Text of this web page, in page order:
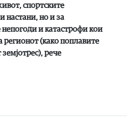
спортските
настани, но и за
и катастрофи кои
регионот (како поплавите
рече